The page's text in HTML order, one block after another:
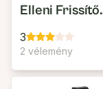
Elleni Frissítő
Arctonik
3
2 vélemény